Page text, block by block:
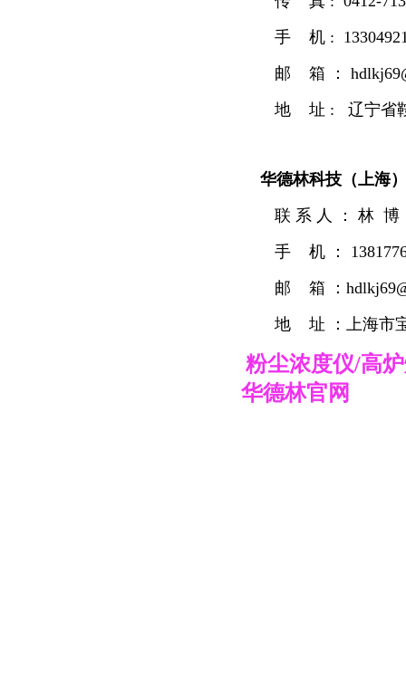
手 机 :
邮 箱 ：
地 址 : 辽宁省鞍
华德林科技（上海
联 系 人 ： 林 博
手 机 ：
邮 箱 ：
地 址 ：上海市
粉尘浓度仪/高
华德林官网